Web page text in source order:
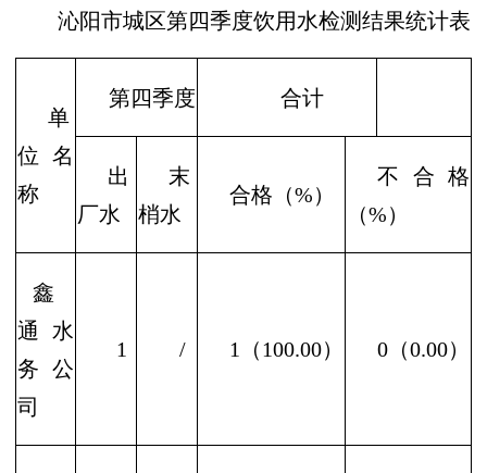
沁阳市城区第四季度饮用水检测结果统计表
单
位名
称
第四季度 合计
出
厂水
末
梢水
合格（%）
不合格
（%）
鑫
通水
务公
司
1 / 1（100.00） 0（0.00）